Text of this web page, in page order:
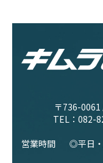
〒736-
TEL： 082-
営業時間
◎平日・